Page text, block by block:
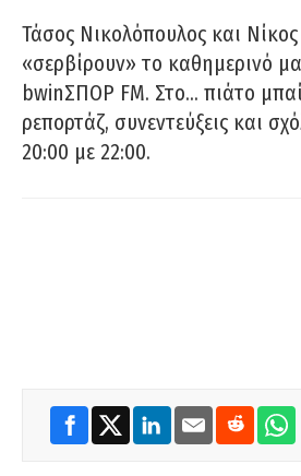
Τάσος Νικολόπουλος και
«σερβίρουν» το καθημερινό
bwinΣΠΟΡ FM. Στο… πιάτο
ρεπορτάζ, συνεντεύξεις και
20:00 με 22:00.